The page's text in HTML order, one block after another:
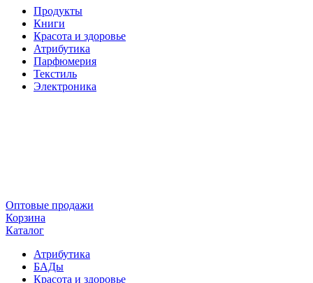
Продукты
Книги
Красота и здоровье
Атрибутика
Парфюмерия
Текстиль
Электроника
Оптовые продажи
Корзина
Каталог
Атрибутика
БАДы
Красота и здоровье